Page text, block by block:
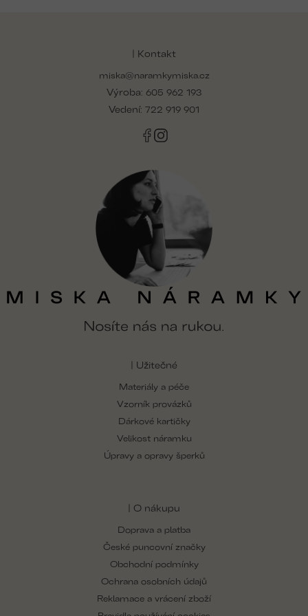
| Kontakt
miska@naramkymiska.cz
Výroba: 605 962 193
Vedení: 722 919 901
| Užitečné
Materiály a péče
Vzorník provázků
Dárkové kartičky
Velikost náramku
Úpravy a opravy šperků
| O nákupu
Doprava a platba
České puncovní značky
Obchodní podmínky
Ochrana osobních údajů
Reklamace a vrácení zboží